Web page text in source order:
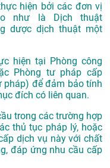
hiện bởi các đơn vị
như là
Dịch thuật
dược dịch thuật một
hiện tại Phòng công
Phòng tư pháp cấp
pháp) để đảm bảo tính
đích có liên quan.
trong các trường hợp
thủ tục pháp lý, hoặc
dịch vụ này với chất
đáp ứng nhu cầu cấp